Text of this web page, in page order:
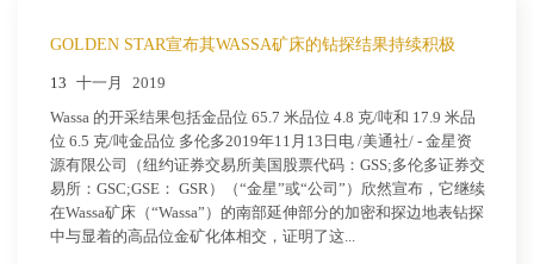
GOLDEN STAR宣布其WASSA矿床的钻探结果持续积极
13 十一月 2019
Wassa 的开采结果包括金品位 65.7 米品位 4.8 克/吨和 17.9 米品
位 6.5 克/吨金品位 多伦多2019年11月13日电 /美通社/ - 金星资
源有限公司（纽约证券交易所美国股票代码：GSS;多伦多证券交
易所：GSC;GSE： GSR）（“金星”或“公司”）欣然宣布，它继续
在Wassa矿床（“Wassa”）的南部延伸部分的加密和探边地表钻探
中与显着的高品位金矿化体相交，证明了这...